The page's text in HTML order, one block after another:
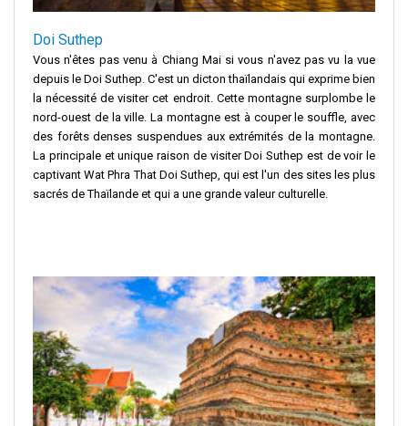
Doi Suthep
Vous n'êtes pas venu à Chiang Mai si vous n'avez pas vu la vue
depuis le Doi Suthep. C'est un dicton thaïlandais qui exprime bien
la nécessité de visiter cet endroit. Cette montagne surplombe le
nord-ouest de la ville. La montagne est à couper le souffle, avec
des forêts denses suspendues aux extrémités de la montagne.
La principale et unique raison de visiter Doi Suthep est de voir le
captivant Wat Phra That Doi Suthep, qui est l'un des sites les plus
sacrés de Thaïlande et qui a une grande valeur culturelle.